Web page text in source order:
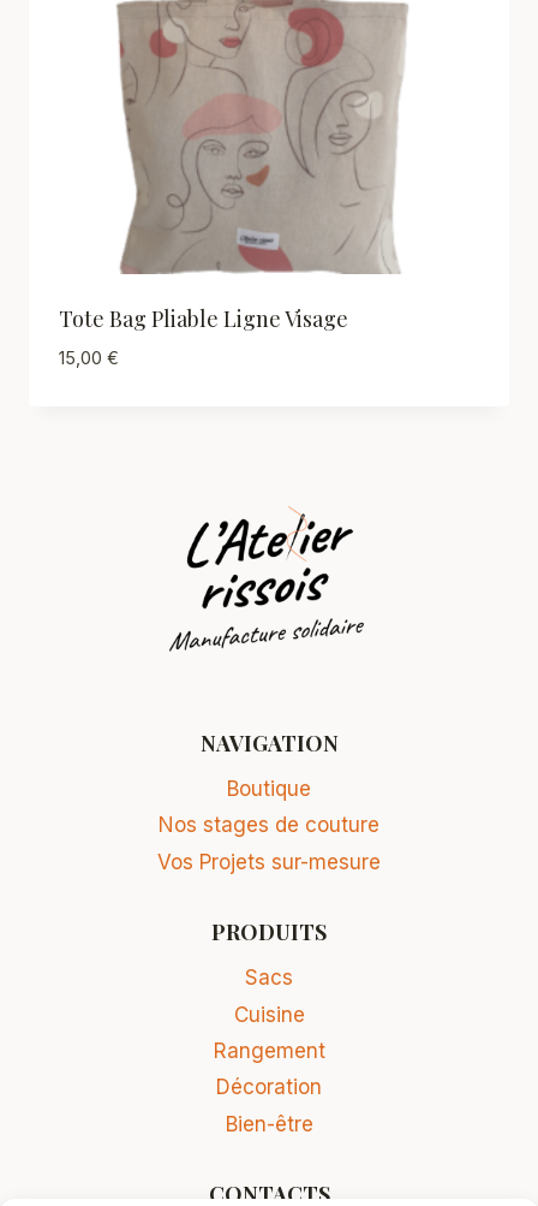
Tote Bag Pliable Ligne Visage
15,00 €
NAVIGATION
Boutique
Nos stages de couture
Vos Projets sur-mesure
PRODUITS
Sacs
Cuisine
Rangement
Décoration
Bien-être
CONTACTS